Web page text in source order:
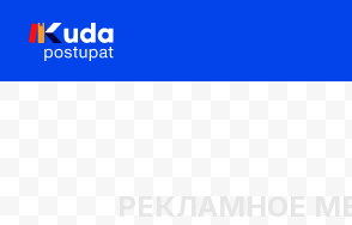
РЕКЛАМНОЕ